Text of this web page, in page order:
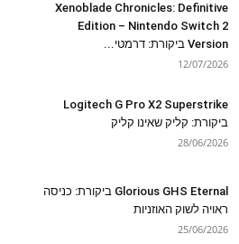
Xenoblade Chronicles: Definitive
Edition – Nintendo Switch 2
Version ביקורת: דרמטי...
12/07/2026
Logitech G Pro X2 Superstrike
ביקורת: קליק שאינו קליק
28/06/2026
Glorious GHS Eternal ביקורת: כניסה
ראויה לשוק האוזניות
25/06/2026